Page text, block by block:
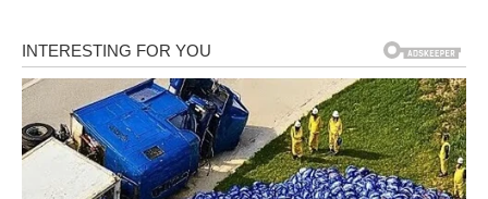
Subota je dan kada Ovan vidi rezultat. Ne mali. Ne
simboličan. Već konkretan.
Želja koju je dugo nosio u sebi počinje da se ostvaruje – i
to na način koji je bolji nego što je zamišljao.